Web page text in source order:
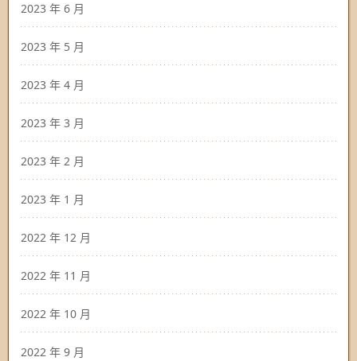
2023 年 6 月
2023 年 5 月
2023 年 4 月
2023 年 3 月
2023 年 2 月
2023 年 1 月
2022 年 12 月
2022 年 11 月
2022 年 10 月
2022 年 9 月